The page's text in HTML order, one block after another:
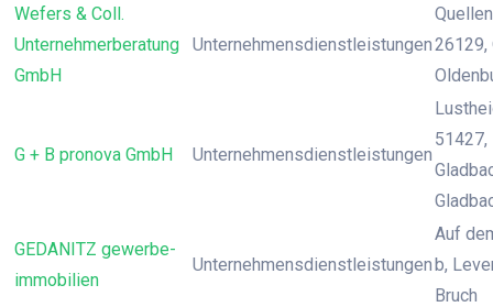
Wefers & Coll.
Unternehmerberatung
GmbH
Unternehmensdienstleistungen26129,
G + B pronova GmbH Unternehmensdienstleistungen
51427,
GEDANITZ gewerbe-
immobilien
Unternehmensdienstleistungen
Auf
b,
Bruch